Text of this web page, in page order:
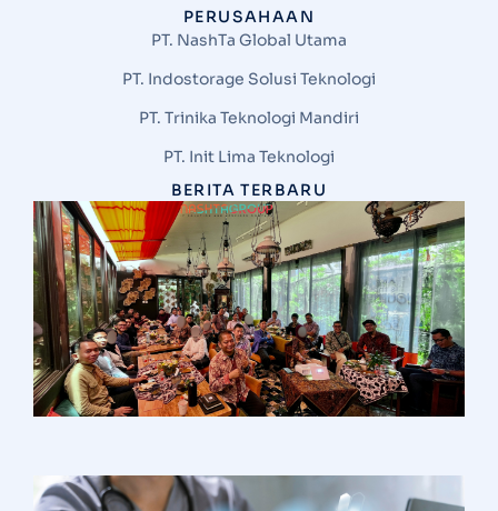
PERUSAHAAN
PT. NashTa Global Utama
PT. Indostorage Solusi Teknologi
PT. Trinika Teknologi Mandiri
PT. Init Lima Teknologi
BERITA TERBARU